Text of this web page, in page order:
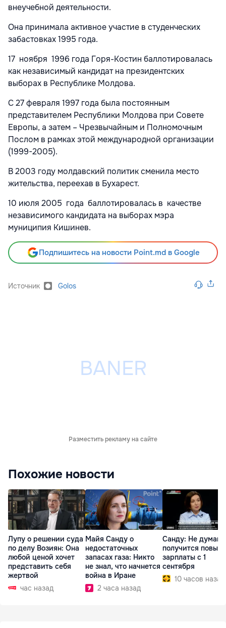
внеучебной деятельности.
Она принимала активное участие в студенческих
забастовках 1995 года.
17 ноября 1996 года Горя-Костин баллотировалась
как независимый кандидат на президентских
выборах в Республике Молдова.
С 27 февраля 1997 года была постоянным
представителем Республики Молдова при Совете
Европы, а затем – Чрезвычайным и Полномочным
Послом в рамках этой международной организации
(1999-2005).
В 2003 году молдавский политик сменила место
жительства, переехав в Бухарест.
10 июля 2005 года баллотировалась в качестве
независимого кандидата на выборах мэра
муниципия Кишинев.
Подпишитесь на новости Point.md в Google
Источник Golos
Разместить рекламу на сайте
Похожие новости
Лупу о решении суда
по делу Возиян: Она
любой ценой хочет
представить себя
жертвой
час назад
Майя Санду о
недостаточных
запасах газа: Никто
не знал, что начнется
война в Иране
2 часа назад
Санду: Не думаю,
получится
зарплаты с 1
сентября
10 часов назад